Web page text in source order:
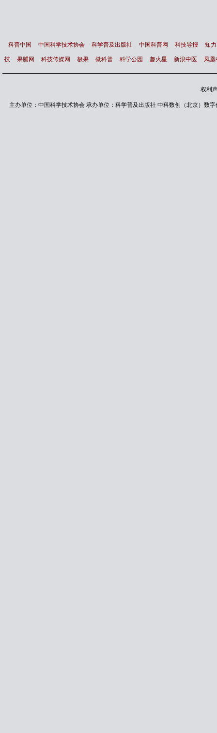
科普中国 中国科学技术协会 科学普及出版社 中国科普网 科技导报 知
技 果脯网 科技传媒网 极果 微科普 科学公园 趣火星 新浪中医 凤凰
权利
主办单位：中国科学技术协会 承办单位：科学普及出版社 中科数创（北京）数